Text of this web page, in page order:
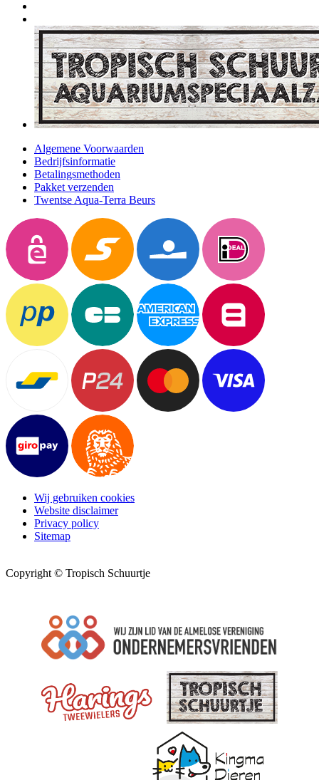
Algemene Voorwaarden
Bedrijfsinformatie
Betalingsmethoden
Pakket verzenden
Twentse Aqua-Terra Beurs
Wij gebruiken cookies
Website disclaimer
Privacy policy
Sitemap
Copyright © Tropisch Schuurtje